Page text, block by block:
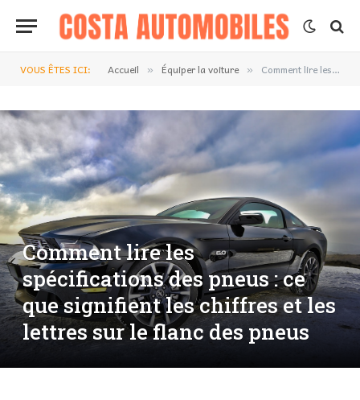
VOUS ÊTES ICI: Accueil » Équiper la voiture » Comment lire les spécifications des pneus : ce que signifient les chiffres et les lettres sur le flanc des pneus
Comment lire les
spécifications des pneus : ce
que signifient les chiffres et les
lettres sur le flanc des pneus